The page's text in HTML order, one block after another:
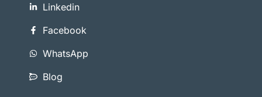
Linkedin
Facebook
WhatsApp
Blog